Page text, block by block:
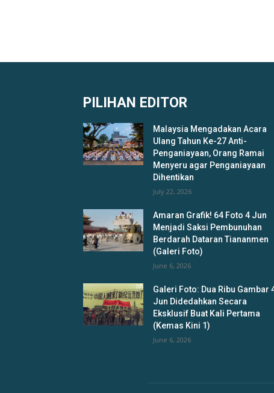
PILIHAN EDITOR
Malaysia Mengadakan Acara
Ulang Tahun Ke-27 Anti-
Penganiayaan, Orang Ramai
Menyeru agar Penganiayaan
Dihentikan
July 22, 2026
Amaran Grafik! 64 Foto 4 Jun
Menjadi Saksi Pembunuhan
Berdarah Dataran Tiananmen
(Galeri Foto)
June 6, 2026
Galeri Foto: Dua Ribu Gambar
Jun Didedahkan Secara
Eksklusif Buat Kali Pertama
(Kemas Kini 1)
June 6, 2026